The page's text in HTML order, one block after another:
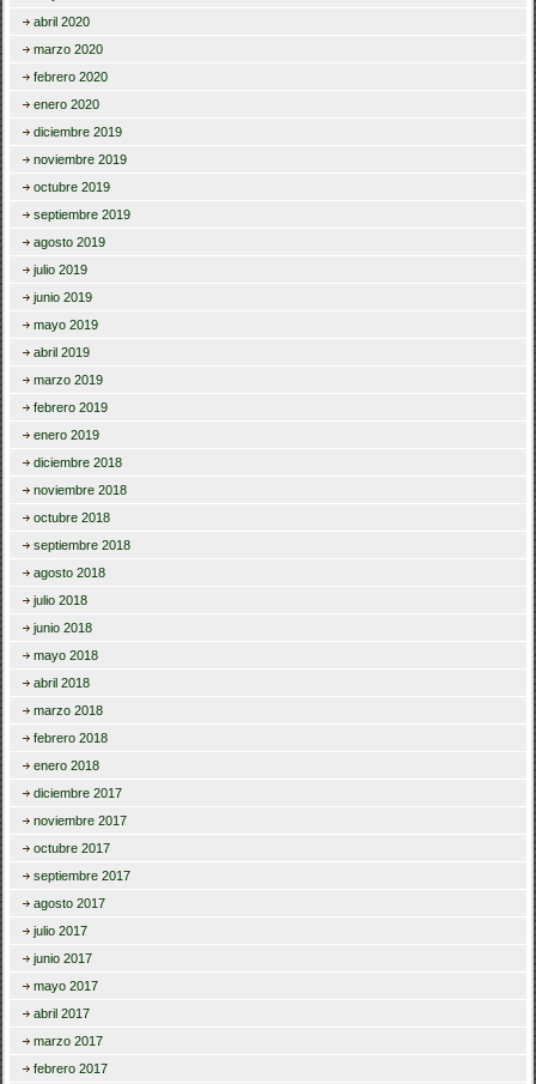
abril 2020
marzo 2020
febrero 2020
enero 2020
diciembre 2019
noviembre 2019
octubre 2019
septiembre 2019
agosto 2019
julio 2019
junio 2019
mayo 2019
abril 2019
marzo 2019
febrero 2019
enero 2019
diciembre 2018
noviembre 2018
octubre 2018
septiembre 2018
agosto 2018
julio 2018
junio 2018
mayo 2018
abril 2018
marzo 2018
febrero 2018
enero 2018
diciembre 2017
noviembre 2017
octubre 2017
septiembre 2017
agosto 2017
julio 2017
junio 2017
mayo 2017
abril 2017
marzo 2017
febrero 2017